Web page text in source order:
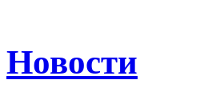
Новости